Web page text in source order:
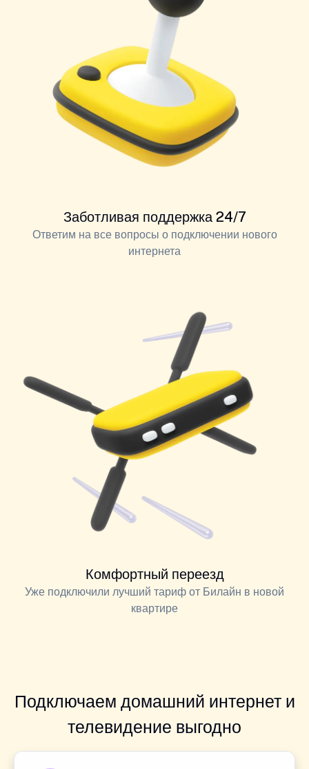
Заботливая поддержка 24/7
Ответим на все вопросы о подключении нового
интернета
Комфортный переезд
Уже подключили лучший тариф от Билайн в новой
квартире
Подключаем домашний интернет и
телевидение выгодно